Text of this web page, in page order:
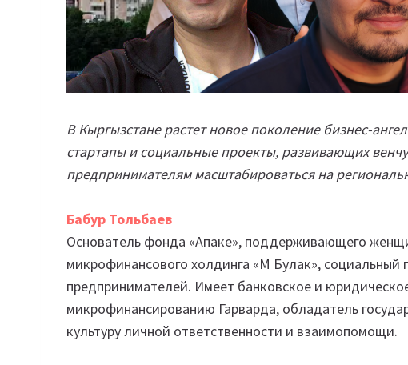
В Кыргызстане растет новое поколение бизнес-
стартапы и социальные проекты, развивающих
предпринимателям масштабироваться на
Бабур Тольбаев
Основатель фонда «Апаке», поддерживающего
микрофинансового холдинга «М Булак»,
предпринимателей. Имеет банковское и
микрофинансированию Гарварда, обладатель
культуру личной ответственности и взаимопомощи.